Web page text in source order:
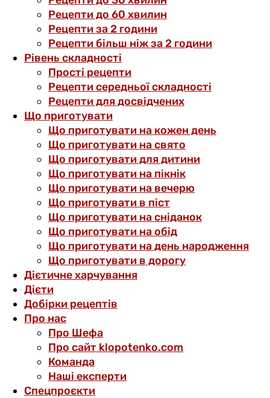
Рецепти до 60 хвилин
Рецепти за 2 години
Рецепти більш ніж за 2 години
Рівень складності
Прості рецепти
Рецепти середньої складності
Рецепти для досвідчених
Що приготувати
Що приготувати на кожен день
Що приготувати на свято
Що приготувати для дитини
Що приготувати на пікнік
Що приготувати на вечерю
Що приготувати в піст
Що приготувати на сніданок
Що приготувати на обід
Що приготувати на день народження
Що приготувати в дорогу
Дієтичне харчування
Дієти
Добірки рецептів
Про нас
Про Шефа
Про сайт klopotenko.com
Команда
Наші експерти
Спецпроєкти